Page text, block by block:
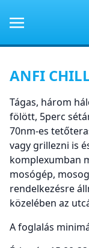
ANFI
Tágas, három
fölött, 5perc
70nm-es
vagy grillezni is
komplexumban
mosógép,
rendelkezésre
közelében az
A foglalás